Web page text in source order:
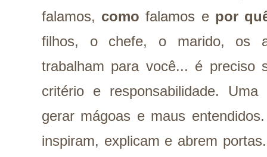
falamos, como falamos epor
filhos, o chefe, o marido, os
trabalham para você... é preciso
critério e responsabilidade.
gerar mágoas e maus
inspiram, explicam e abrem